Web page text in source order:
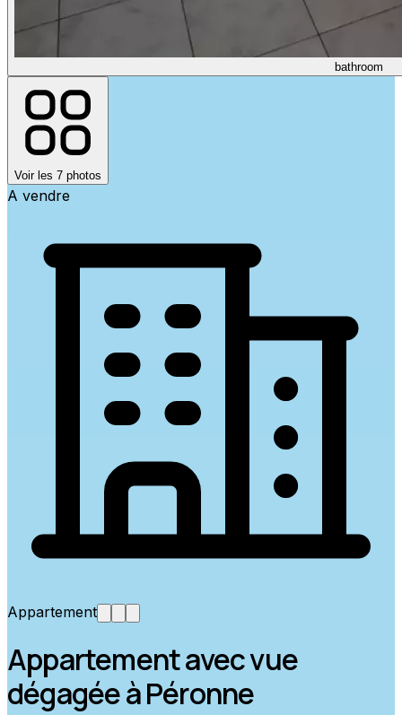
bathroom
Voir les 7 photos
A vendre
Appartement
Appartement avec vue
dégagée à Péronne